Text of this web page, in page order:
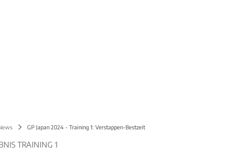
GP Japan 2024 - Training 1: Verstappen-Bestzeit
TRAINING 1